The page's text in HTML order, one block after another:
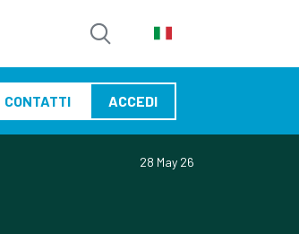
CONTATTI ACCEDI
28 May 26